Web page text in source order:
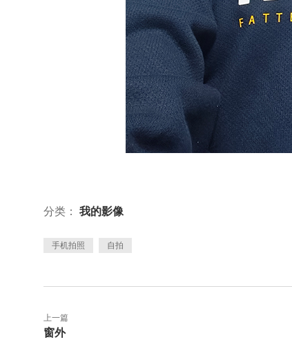
分类： 我的影像
手机拍照 自拍
上一篇
窗外